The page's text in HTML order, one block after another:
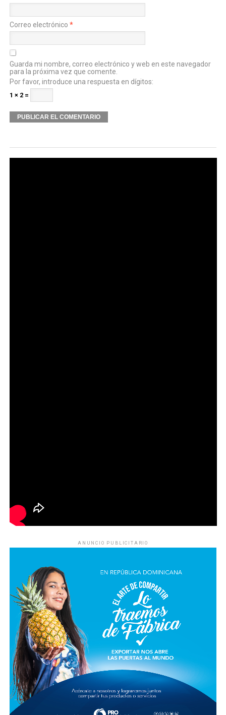
Correo electrónico *
Guarda mi nombre, correo electrónico y web en este navegador
para la próxima vez que comente.
Por favor, introduce una respuesta en dígitos:
1 × 2 =
ANUNCIO PUBLICITARIO